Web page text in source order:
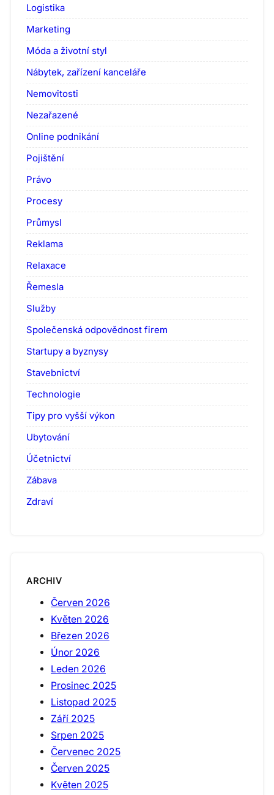
Logistika
Marketing
Móda a životní styl
Nábytek, zařízení kanceláře
Nemovitosti
Nezařazené
Online podnikání
Pojištění
Právo
Procesy
Průmysl
Reklama
Relaxace
Řemesla
Služby
Společenská odpovědnost firem
Startupy a byznysy
Stavebnictví
Technologie
Tipy pro vyšší výkon
Ubytování
Účetnictví
Zábava
Zdraví
ARCHIV
Červen 2026
Květen 2026
Březen 2026
Únor 2026
Leden 2026
Prosinec 2025
Listopad 2025
Září 2025
Srpen 2025
Červenec 2025
Červen 2025
Květen 2025